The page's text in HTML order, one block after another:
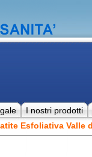
I nostri prodotti
Esfoliativa Valle